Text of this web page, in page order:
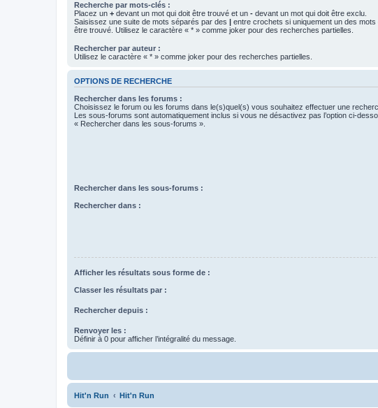
Recherche par mots-clés :
Placez un + devant un mot qui doit être trouvé et un - devant un mot qui doit être exclu.
Saisissez une suite de mots séparés par des | entre crochets si uniquement un des mots
être trouvé. Utilisez le caractère « * » comme joker pour des recherches partielles.
Rechercher par auteur :
Utilisez le caractère « * » comme joker pour des recherches partielles.
OPTIONS DE RECHERCHE
Rechercher dans les forums :
Choisissez le forum ou les forums dans le(s)quel(s) vous souhaitez effectuer une
Les sous-forums sont automatiquement inclus si vous ne désactivez pas l’option ci-
« Rechercher dans les sous-forums ».
Rechercher dans les sous-forums :
Rechercher dans :
Afficher les résultats sous forme de :
Classer les résultats par :
Rechercher depuis :
Renvoyer les :
Définir à 0 pour afficher l’intégralité du message.
Hit'n Run Hit'n Run